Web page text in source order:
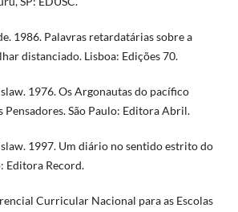
1986. Palavras retardatárias sobre a
distanciado. Lisboa: Edições 70.
1976. Os Argonautas do pacífico
Pensadores. São Paulo: Editora Abril.
1997. Um diário no sentido estrito do
Editora Record.
Curricular Nacional para as Escolas